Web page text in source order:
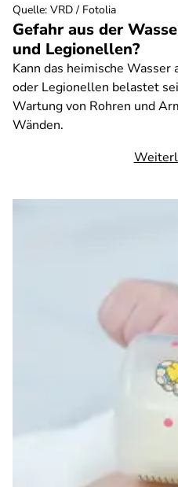
Gefahr aus der
und Legionellen?
Kann das heimische
oder Legionellen belastet
Wartung von Rohren und
Wänden.
Quelle: VRD / Fotolia